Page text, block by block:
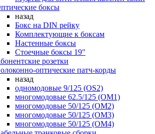
боксы
назад
Бокс на DIN рейку
Комплектующие к боксам
Настенные боксы
Стоечные боксы 19"
розетки
оптические патч-корды
назад
одномодовые 9/125 (OS2)
многомодовые 62.5/125 (OM1)
многомодовые 50/125 (OM2)
многомодовые 50/125 (OM3)
многомодовые 50/125 (OM4)